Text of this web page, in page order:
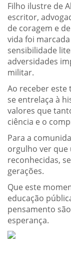
Filho ilustre de
escritor,
de coragem e
vida foi
sensibilidade
adversidades
militar.
Ao receber este
se entrelaça à
valores que
ciência e o
Para a
orgulho ver que
reconhecidas,
gerações.
Que este
educação
pensamento
esperança.